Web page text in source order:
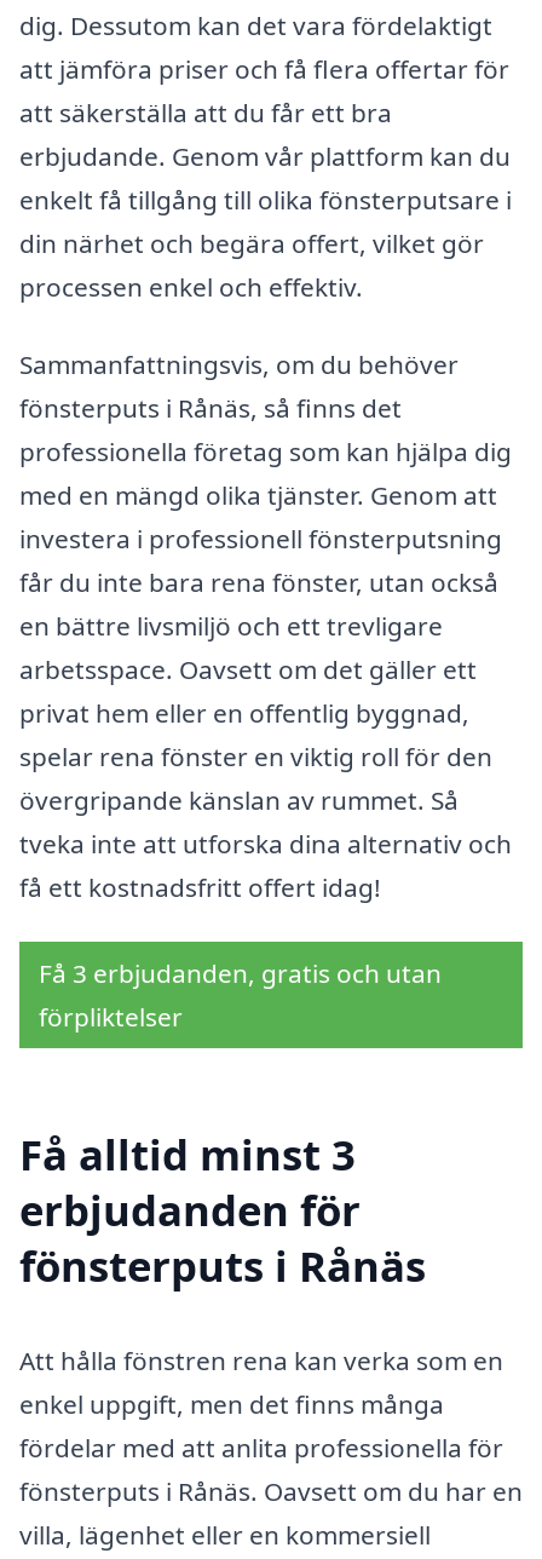
dig. Dessutom kan det vara fördelaktigt
att jämföra priser och få flera offertar för
att säkerställa att du får ett bra
erbjudande. Genom vår plattform kan du
enkelt få tillgång till olika fönsterputsare i
din närhet och begära offert, vilket gör
processen enkel och effektiv.
Sammanfattningsvis, om du behöver
fönsterputs i Rånäs, så finns det
professionella företag som kan hjälpa dig
med en mängd olika tjänster. Genom att
investera i professionell fönsterputsning
får du inte bara rena fönster, utan också
en bättre livsmiljö och ett trevligare
arbetsspace. Oavsett om det gäller ett
privat hem eller en offentlig byggnad,
spelar rena fönster en viktig roll för den
övergripande känslan av rummet. Så
tveka inte att utforska dina alternativ och
få ett kostnadsfritt offert idag!
Få 3 erbjudanden, gratis och utan
förpliktelser
Få alltid minst 3
erbjudanden för
fönsterputs i Rånäs
Att hålla fönstren rena kan verka som en
enkel uppgift, men det finns många
fördelar med att anlita professionella för
fönsterputs i Rånäs. Oavsett om du har en
villa, lägenhet eller en kommersiell